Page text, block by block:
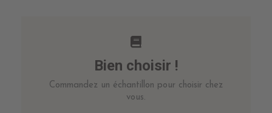
Bien choisir !
Commandez un échantillon pour choisir chez
vous.